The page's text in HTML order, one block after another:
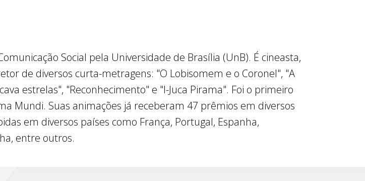
Social pela Universidade de Brasília (UnB). É cineasta,
de diversos curta-metragens: "O Lobisomem e o Coronel", "A
estrelas", "Reconhecimento" e "I-Juca Pirama". Foi o primeiro
Mundi. Suas animações já receberam 47 prêmios em diversos
em diversos países como França, Portugal, Espanha,
entre outros.